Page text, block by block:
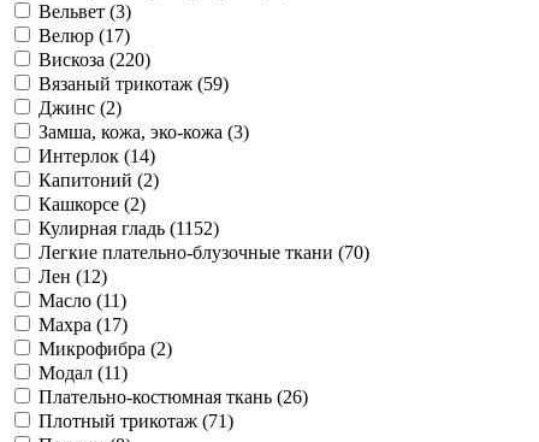
Вельвет (3)
Велюр (17)
Вискоза (220)
Вязаный трикотаж (59)
Джинс (2)
Замша, кожа, эко-кожа (3)
Интерлок (14)
Капитоний (2)
Кашкорсе (2)
Кулирная гладь (1152)
Легкие плательно-блузочные ткани (70)
Лен (12)
Масло (11)
Махра (17)
Микрофибра (2)
Модал (11)
Плательно-костюмная ткань (26)
Плотный трикотаж (71)